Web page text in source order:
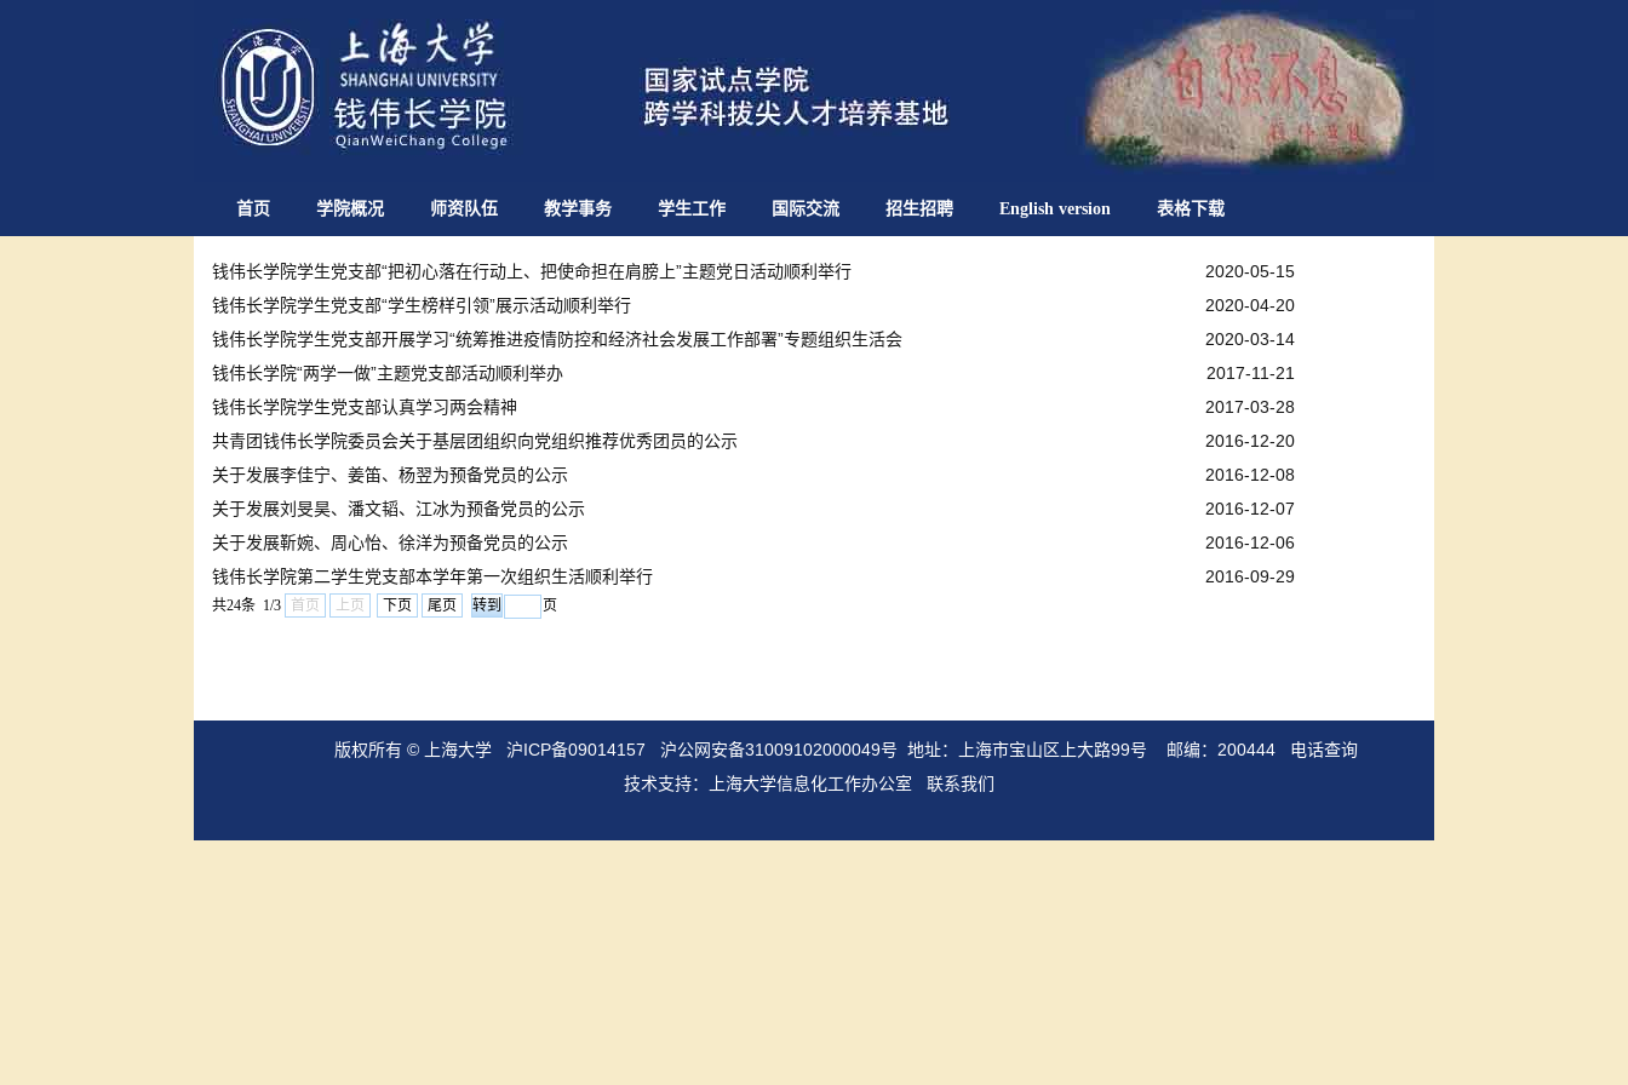
首页 学院概况 师资队伍 教学事务 学生工作 国际交流 招生招聘 English version 表格下载
钱伟长学院学生党支部“把初心落在行动上、把使命担在肩膀上”主题党日活动顺利举行
2020-05-15
钱伟长学院学生党支部“学生榜样引领”展示活动顺利举行
2020-04-20
钱伟长学院学生党支部开展学习“统筹推进疫情防控和经济社会发展工作部署”专题组织生活会
2020-03-14
钱伟长学院“两学一做”主题党支部活动顺利举办
2017-11-21
钱伟长学院学生党支部认真学习两会精神
2017-03-28
共青团钱伟长学院委员会关于基层团组织向党组织推荐优秀团员的公示
2016-12-20
关于发展李佳宁、姜笛、杨翌为预备党员的公示
2016-12-08
关于发展刘旻昊、潘文韬、江冰为预备党员的公示
2016-12-07
关于发展靳婉、周心怡、徐洋为预备党员的公示
2016-12-06
钱伟长学院第二学生党支部本学年第一次组织生活顺利举行
2016-09-29
共24条 1/3 首页 上页 下页 尾页 页
版权所有 ©上海大学 沪ICP备09014157 沪公网安备31009102000049号 地址：上海市宝山区上大路99号 邮编：200444 电话查询
技术支持：
上海大学信息化工作办公室 联系我们